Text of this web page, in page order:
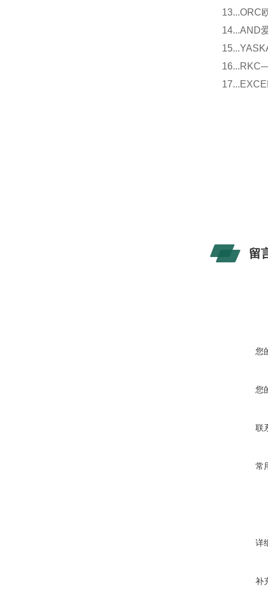
13...ORC
14...AND
留
您
您
联
常
详
补